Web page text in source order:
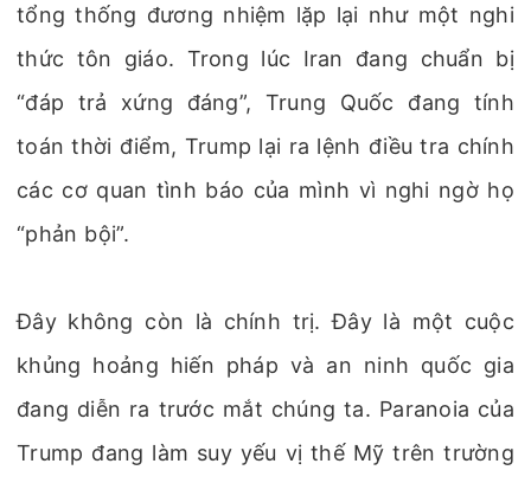
tổng thống đương nhiệm lặp lại như một nghi
thức tôn giáo. Trong lúc Iran đang chuẩn bị
“đáp trả xứng đáng”, Trung Quốc đang tính
toán thời điểm, Trump lại ra lệnh điều tra chính
các cơ quan tình báo của mình vì nghi ngờ họ
“phản bội”.
Đây không còn là chính trị. Đây là một cuộc
khủng hoảng hiến pháp và an ninh quốc gia
đang diễn ra trước mắt chúng ta. Paranoia của
Trump đang làm suy yếu vị thế Mỹ trên trường